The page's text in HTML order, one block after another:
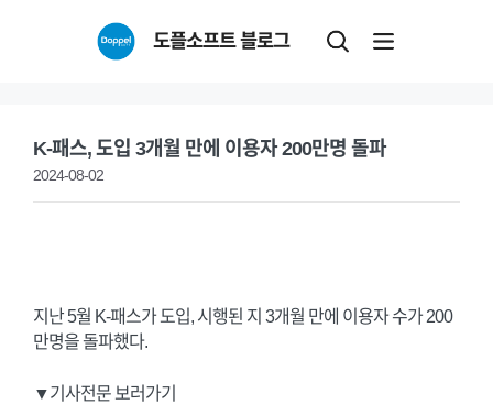
도플소프트 블로그
K-패스, 도입 3개월 만에 이용자 200만명 돌파
2024-08-02
지난 5월 K-패스가 도입, 시행된 지 3개월 만에 이용자 수가 200
만명을 돌파했다.
▼기사전문 보러가기